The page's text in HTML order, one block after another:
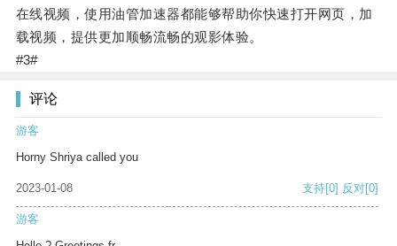
在线视频，使用油管加速器都能够帮助你快速打开网页，加
载视频，提供更加顺畅流畅的观影体验。
#3#
评论
游客
Horny Shriya called you
2023-01-08 支持[0] 反对[0]
游客